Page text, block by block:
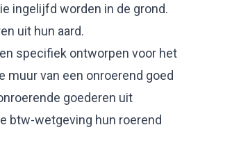
ingelijfd worden in de grond.
uit hun aard.
specifiek ontworpen voor het
muur van een onroerend goed
goederen uit
btw-wetgeving hun roerend